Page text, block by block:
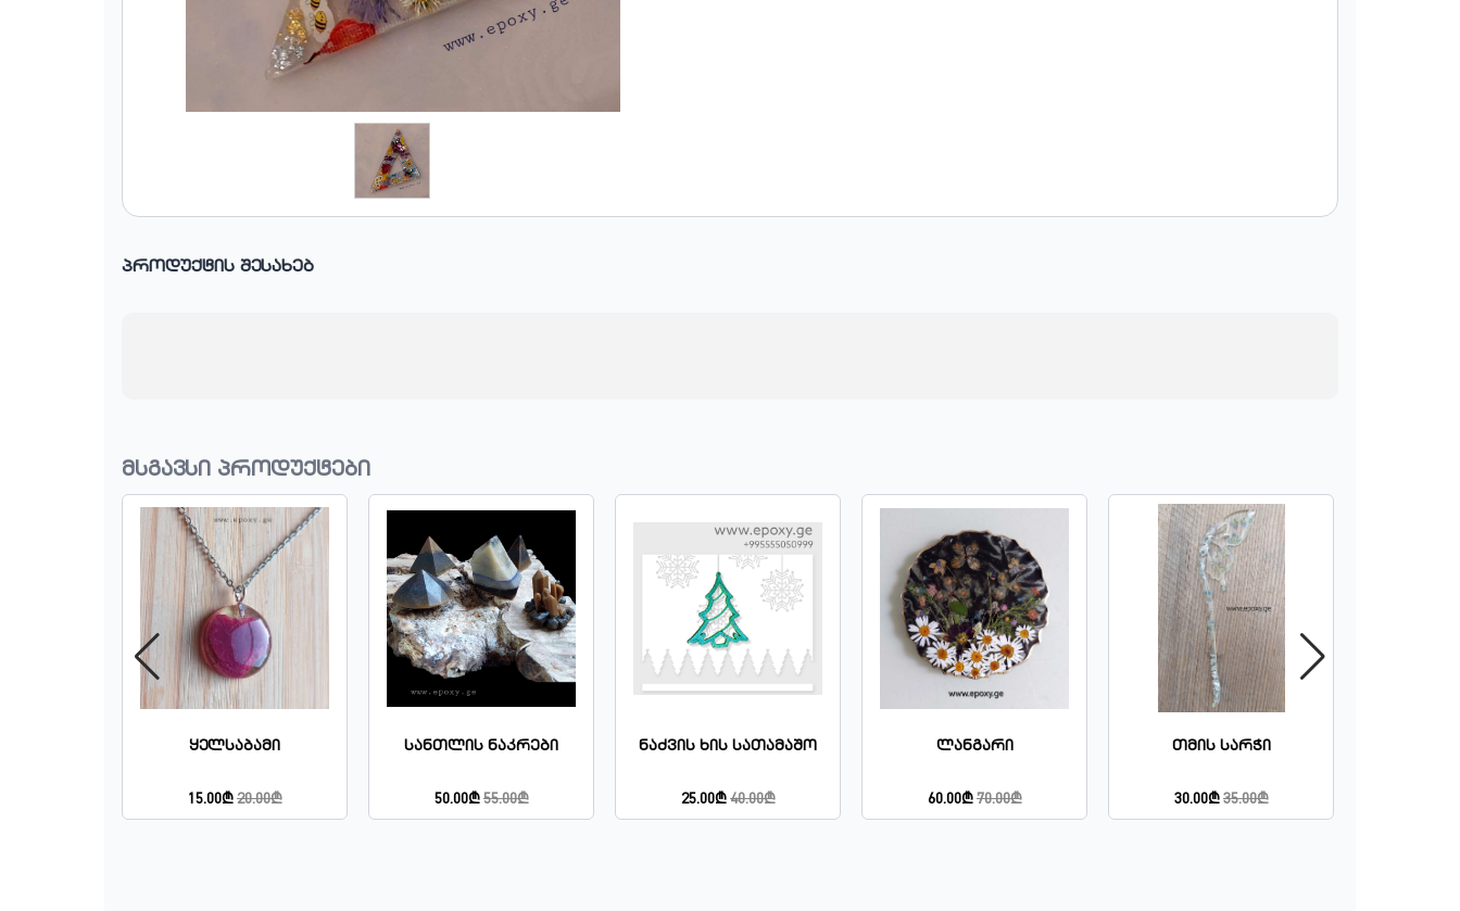
პროდუქტის შესახებ
მსგავსი პროდუქტები
Ყელსაბამი
15.00₾ 20.00₾
Სანთლის Ნაკრები
50.00₾ 55.00₾
Ნაძვის Ხის Სათამაშო
25.00₾ 40.00₾
Ლანგარი
60.00₾ 70.00₾
Თმის Სარჭი
30.00₾ 35.00₾